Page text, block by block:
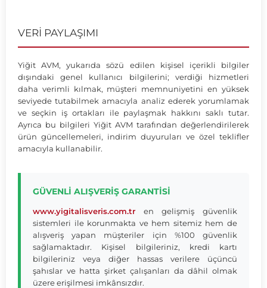
VERİ PAYLAŞIMI
Yiğit AVM, yukarıda sözü edilen kişisel içerikli bilgiler
dışındaki genel kullanıcı bilgilerini; verdiği hizmetleri
daha verimli kılmak, müşteri memnuniyetini en yüksek
seviyede tutabilmek amacıyla analiz ederek yorumlamak
ve seçkin iş ortakları ile paylaşmak hakkını saklı tutar.
Ayrıca bu bilgileri Yiğit AVM tarafından değerlendirilerek
ürün güncellemeleri, indirim duyuruları ve özel teklifler
amacıyla kullanabilir.
GÜVENLİ ALIŞVERİŞ GARANTİSİ
www.yigitalisveris.com.tr en gelişmiş güvenlik
sistemleri ile korunmakta ve hem sitemiz hem de
alışveriş yapan müşteriler için %100 güvenlik
sağlamaktadır. Kişisel bilgileriniz, kredi kartı
bilgileriniz veya diğer hassas verilere üçüncü
şahıslar ve hatta şirket çalışanları da dâhil olmak
üzere erişilmesi imkânsızdır.